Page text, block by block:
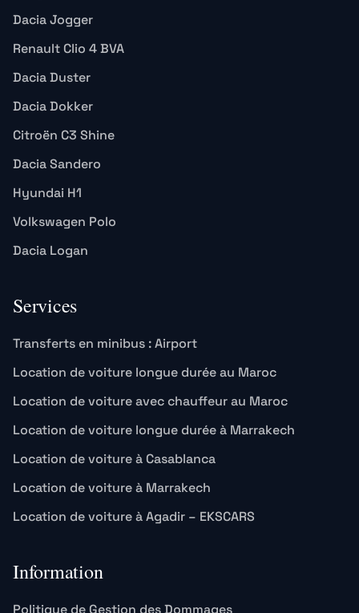
Dacia Jogger
Renault Clio 4 BVA
Dacia Duster
Dacia Dokker
Citroën C3 Shine
Dacia Sandero
Hyundai H1
Volkswagen Polo
Dacia Logan
Services
Transferts en minibus : Airport
Location de voiture longue durée au Maroc
Location de voiture avec chauffeur au Maroc
Location de voiture longue durée à Marrakech
Location de voiture à Casablanca
Location de voiture à Marrakech
Location de voiture à Agadir – EKSCARS
Information
Politique de Gestion des Dommages